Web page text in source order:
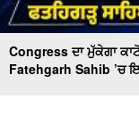
Congress ਦਾ ਮੁੱਕੇਗਾ
Fatehgarh Sahib ’ਚ